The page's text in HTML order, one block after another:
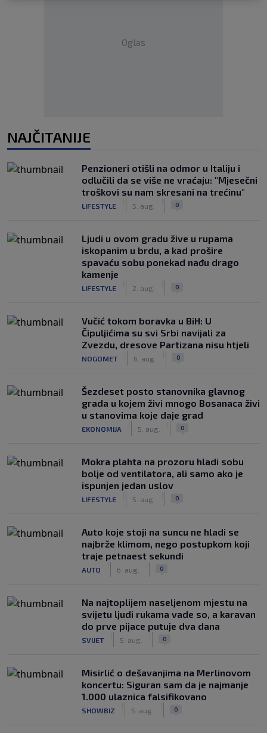
Oglas
NAJČITANIJE
Penzioneri otišli na odmor u Italiju i
odlučili da se više ne vraćaju: "Mjesečni
troškovi su nam skresani na trećinu"
LIFESTYLE 5. aug. 0
Ljudi u ovom gradu žive u rupama
iskopanim u brdu, a kad prošire
spavaću sobu ponekad nađu drago
kamenje
LIFESTYLE 2. aug. 0
Vučić tokom boravka u BiH: U
Čipuljićima su svi Srbi navijali za
Zvezdu, dresove Partizana nisu htjeli
NOGOMET 6. aug. 0
Šezdeset posto stanovnika glavnog
grada u kojem živi mnogo Bosanaca živi
u stanovima koje daje grad
EKONOMIJA 5. aug. 0
Mokra plahta na prozoru hladi sobu
bolje od ventilatora, ali samo ako je
ispunjen jedan uslov
LIFESTYLE 5. aug. 0
Auto koje stoji na suncu ne hladi se
najbrže klimom, nego postupkom koji
traje petnaest sekundi
AUTO 6. aug. 0
Na najtoplijem naseljenom mjestu na
svijetu ljudi rukama vade so, a karavan
do prve pijace putuje dva dana
SVIJET 5. aug. 0
Misirlić o dešavanjima na Merlinovom
koncertu: Siguran sam da je najmanje
1.000 ulaznica falsifikovano
SHOWBIZ 5. aug. 0